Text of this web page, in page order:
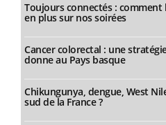
Toujours connectés :
en plus sur nos soirées
Cancer colorectal : une
donne au Pays basque
Chikungunya, dengue, West
sud de la France ?